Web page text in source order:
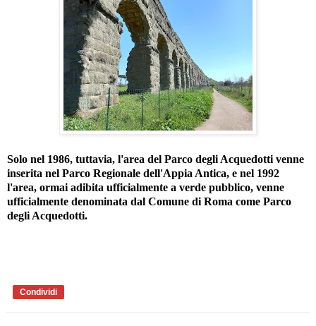
Solo nel 1986, tuttavia, l'area del Parco degli Acquedotti venne
inserita nel Parco Regionale dell'Appia Antica, e nel 1992
l'area, ormai adibita ufficialmente a verde pubblico, venne
ufficialmente denominata dal Comune di Roma come Parco
degli Acquedotti.
Condividi